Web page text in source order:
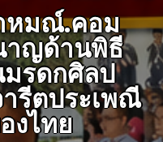
หมณ์.คอม
ญด้านพิธี
รดกศิลป
รีตประเพณี
งไทย